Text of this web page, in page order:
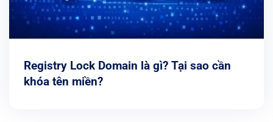
Registry Lock Domain là gì? Tại sao cần
khóa tên miền?